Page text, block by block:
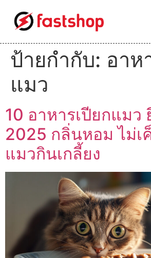
ป้ายกำกับ: อาห
แมว
10 อาหารเปียกแมว
2025 กลิ่นหอม ไม่เ
แมวกินเกลี้ยง